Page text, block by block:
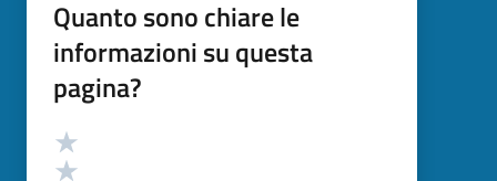
Quanto sono chiare le
informazioni su questa
pagina?
Valutazione